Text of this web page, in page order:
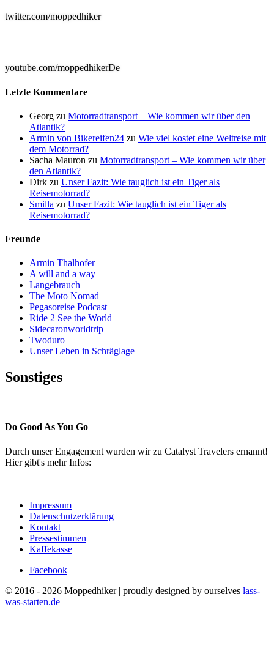
twitter.com/moppedhiker
youtube.com/moppedhikerDe
Letzte Kommentare
Georg zu Motorradtransport – Wie kommen wir über den
Atlantik?
Armin von Bikereifen24 zu Wie viel kostet eine Weltreise mit
dem Motorrad?
Sacha Mauron zu Motorradtransport – Wie kommen wir über
den Atlantik?
Dirk zu Unser Fazit: Wie tauglich ist ein Tiger als
Reisemotorrad?
Smilla zu Unser Fazit: Wie tauglich ist ein Tiger als
Reisemotorrad?
Freunde
Armin Thalhofer
A will and a way
Langebrauch
The Moto Nomad
Pegasoreise Podcast
Ride 2 See the World
Sidecaronworldtrip
Twoduro
Unser Leben in Schräglage
Sonstiges
Do Good As You Go
Durch unser Engagement wurden wir zu Catalyst Travelers ernannt!
Hier gibt's mehr Infos:
Impressum
Datenschutzerklärung
Kontakt
Pressestimmen
Kaffekasse
Facebook
© 2016 - 2026 Moppedhiker | proudly designed by ourselves lass-
was-starten.de